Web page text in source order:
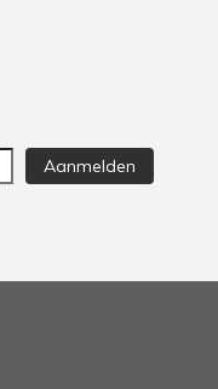
Aanmelden